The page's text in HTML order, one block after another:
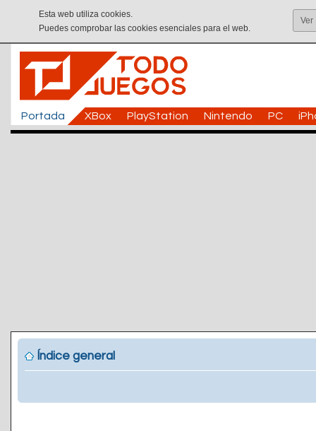
Esta web utiliza cookies.
Puedes comprobar las cookies esenciales para el web.
Ver
Portada XBox PlayStation Nintendo PC
Índice general